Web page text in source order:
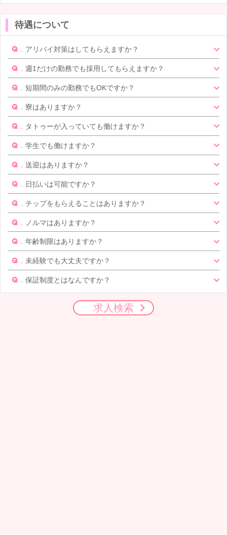
待遇について
アリバイ対策はしてもらえますか？
週1だけの勤務でも採用してもらえますか？
短期間のみの勤務でもOKですか？
寮はありますか？
タトゥーが入っていても働けますか？
学生でも働けますか？
送迎はありますか？
日払いは可能ですか？
チップをもらえることはありますか？
ノルマはありますか？
年齢制限はありますか？
未経験でも大丈夫ですか？
保証制度とはなんですか？
求人検索